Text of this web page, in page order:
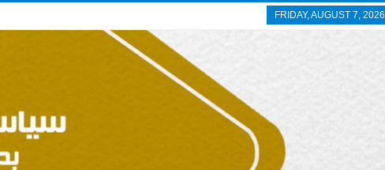
FRIDAY, AUGUST 7, 2026